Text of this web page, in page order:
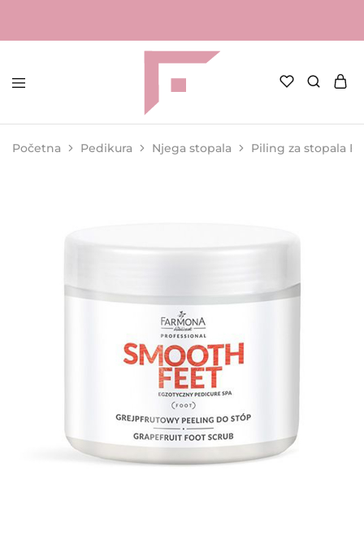
FAME
Profesionalna
za
kozmetičke
Početna Pedikura Njega stopala Piling za stopala